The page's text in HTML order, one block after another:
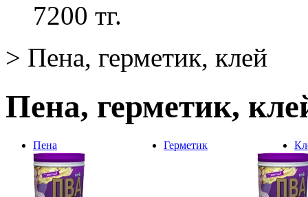
7200 тг.
> Пена, герметик, клей
Пена, герметик,
Пена Герметик